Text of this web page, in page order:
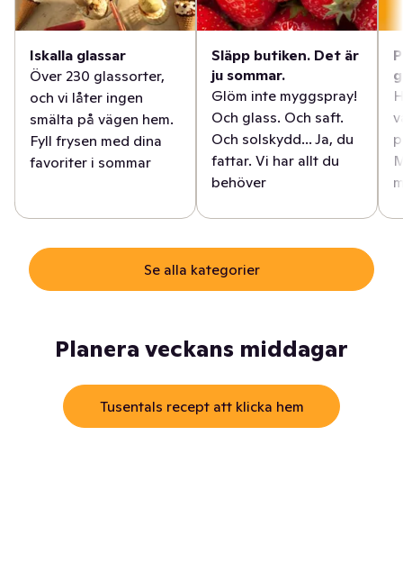
Iskalla glassar
Över 230 glassorter,
och vi låter ingen
smälta på vägen hem.
Fyll frysen med dina
favoriter i sommar
Släpp butiken. Det är
ju sommar.
Glöm inte myggspray!
Och glass. Och saft.
Och solskydd... Ja, du
fattar. Vi har allt du
behöver
Se alla kategorier
Planera veckans middagar
Tusentals recept att klicka hem